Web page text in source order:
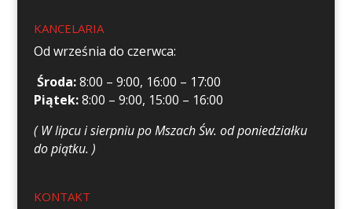
KANCELARIA
Od września do czerwca:
Środa:8:00 – 9:00, 16:00 – 17:00
Piątek:8:00 – 9:00, 15:00 – 16:00
( W lipcu i sierpniu po Mszach Św. od poniedziałku
do piątku. )
KONTAKT